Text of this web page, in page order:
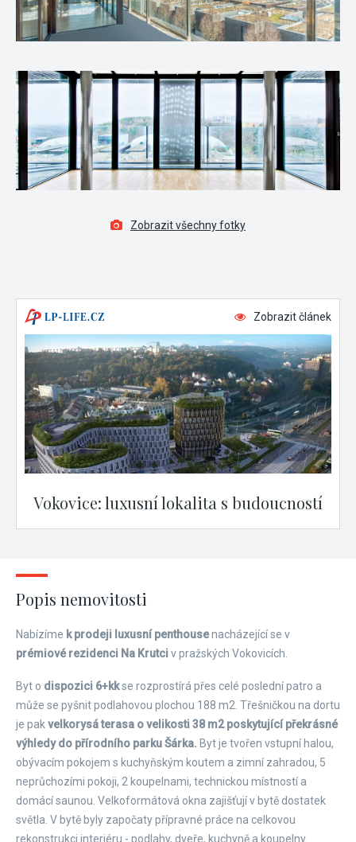
Zobrazit všechny fotky
Zobrazit článek
Vokovice: luxusní lokalita s budoucností
Popis nemovitosti
Nabízíme k prodeji luxusní penthousenacházející se v
prémiové rezidenci Na Krutciv pražských Vokovicích.
Byt o dispozici 6+kkse rozprostírá přes celé poslední patro a
může se pyšnit podlahovou plochou 188 m2. Třešničkou na dortu
je pak velkorysá terasa o velikosti 38 m2 poskytující překrásné
výhledy do přírodního parku Šárka. Byt je tvořen vstupní halou,
obývacím pokojem s kuchyňským koutem a zimní zahradou, 5
neprůchozími pokoji, 2 koupelnami, technickou místností a
domácí saunou. Velkoformátová okna zajišťují v bytě dostatek
světla. V bytě byly započaty přípravné práce na celkovou
rekonstrukci interiéru - podlahy, dveře, kuchyně a koupelny.